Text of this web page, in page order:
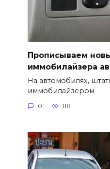
Прописываем
иммобилайзера
На автомобилях,
иммобилайзером
0 118